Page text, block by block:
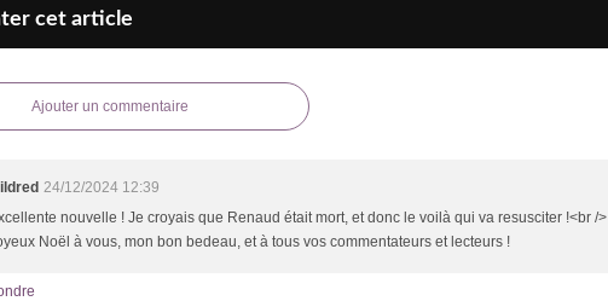
cet article
Ajouter un commentaire
24/12/2024 12:39
nouvelle ! Je croyais que Renaud était mort, et donc le voilà qui va resusciter !<br />
Noël à vous, mon bon bedeau, et à tous vos commentateurs et lecteurs !